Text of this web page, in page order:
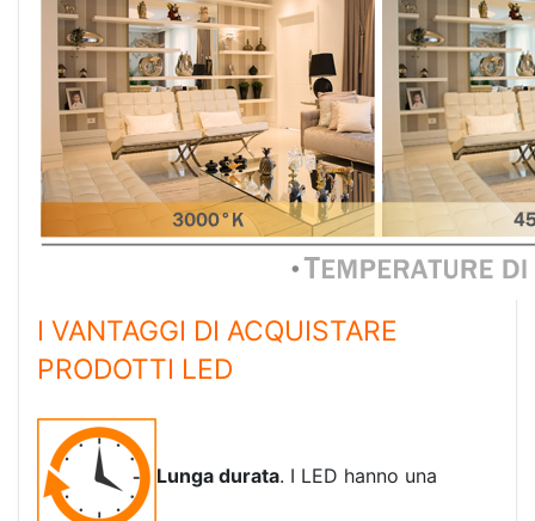
I VANTAGGI DI ACQUISTARE
PRODOTTI LED
Lunga durata. I LED hanno una